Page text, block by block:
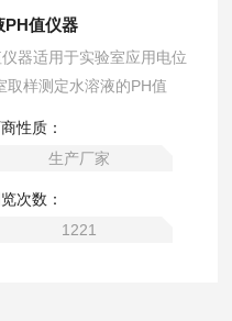
PH值仪器
器适用于实验室应用电位
取样测定水溶液的PH值
性质：
生产厂家
次数：
1221